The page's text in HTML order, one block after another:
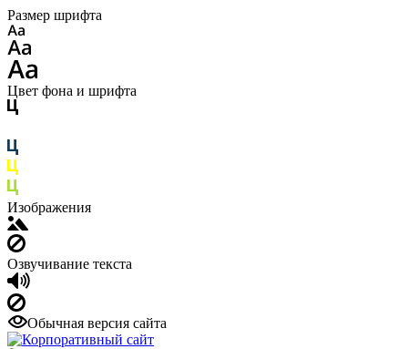
Размер шрифта
Цвет фона и шрифта
Изображения
Озвучивание текста
Обычная версия сайта